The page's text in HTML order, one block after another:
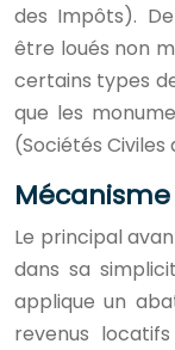
des Impôts).
être loués non
certains types
que les
(Sociétés
Le principal
dans sa
applique un
revenus